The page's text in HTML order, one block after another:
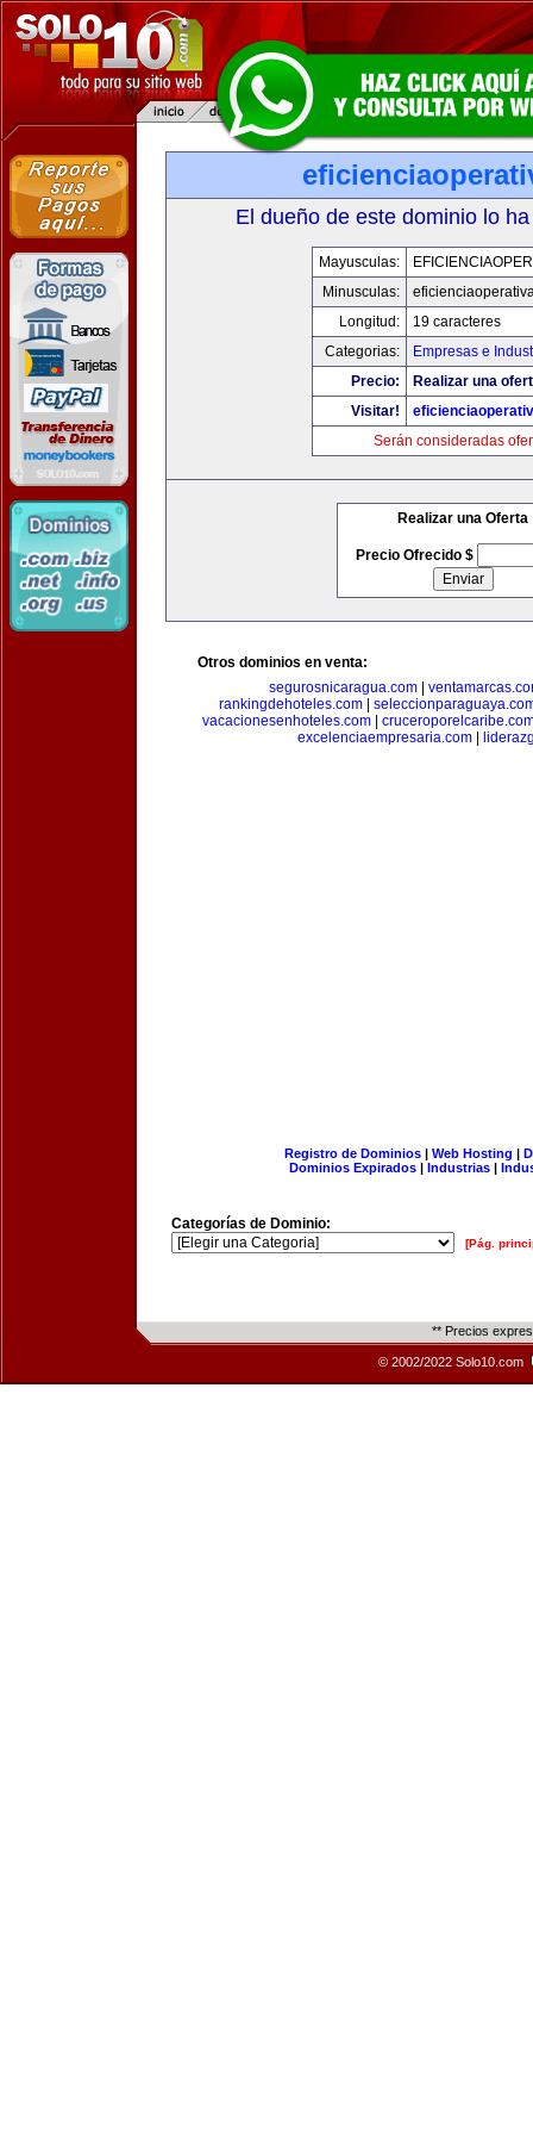
El dueño de este dominio lo
Mayusculas:
Minusculas:
Longitud:
19 caracteres
Categorias:
Empresas e
Precio:
Realizar una
Visitar!
Serán consideradas
Realizar una Oferta
Precio Ofrecido $
Otros dominios en venta:
segurosnicaragua.com
rankingdehoteles.com|
vacacionesenhoteles.com
excelenciaempresaria.com
Registro de Dominios| Web Hosting |
Dominios Expirados | Industrias |
Categorías de Dominio:
[Pág.
** Precios
© 2002/2022 Solo10.com